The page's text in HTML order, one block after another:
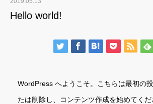
Hello world!
WordPress へようこそ。こちらは最初の
たは削除し、コンテンツ作成を始めてくだ